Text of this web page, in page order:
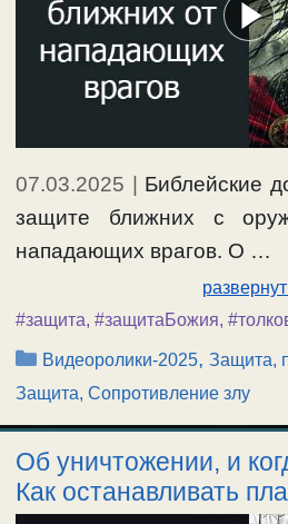
07.03.2025
Библейские
защите ближних с
нападающих врагов. О …
#защита, #защитаБожия,
Рубрики
Видеоролики-2025,Защита,
Защита, Сопротивление злу
Об уничтожении, и
Как останавливать